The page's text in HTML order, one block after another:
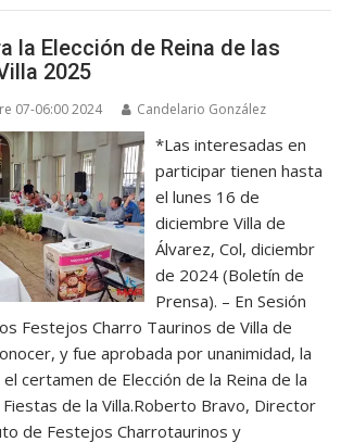
la Elección de Reina de las
2025
07-06:00 2024 Candelario González
*Las interesadas en
participar tienen hasta
el lunes 16 de
diciembre Villa de
Álvarez, Col, diciembr
de 2024 (Boletín de
Prensa). – En Sesión
Festejos Charro Taurinos de Villa de
y fue aprobada por unanimidad, la
certamen de Elección de la Reina de la
de la Villa.Roberto Bravo, Director
de Festejos Charrotaurinos y